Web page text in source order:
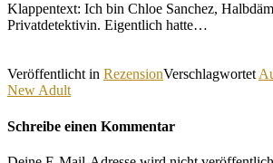
Klappentext: Ich bin Chloe Sanchez,
Privatdetektivin. Eigentlich hatte…
Veröffentlicht in RezensionVerschlagwortet
New Adult
Schreibe einen Kommentar